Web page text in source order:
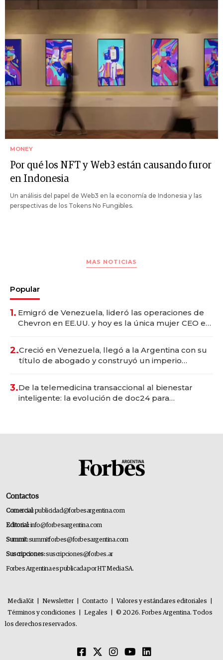
MONEY
Por qué los NFT y Web3 están causando furor
en Indonesia
Un análisis del papel de Web3 en la economía de Indonesia y las
perspectivas de los Tokens No Fungibles.
MAS NOTICIAS
Popular
1. Emigró de Venezuela, lideró las operaciones de
Chevron en EE.UU. y hoy es la única mujer CEO en
2.Creció en Venezuela, llegó a la Argentina con su
título de abogado y construyó un imperio
3.De la telemedicina transaccional al bienestar
inteligente: la evolución de doc24 para
Contactos
Comercial:publicidad@forbesargentina.com
Editorial:info@forbesargentina.com
Summit:summitforbes@forbesargentina.com
Suscripciones:suscripciones@forbes.ar
Forbes Argentina es publicada por HT Media SA.
MediaKit Newsletter Contacto Valores y estándares editoriales
Términos y condiciones
Legales
© 2026. Forbes Argentina. Todos
los derechos reservados.